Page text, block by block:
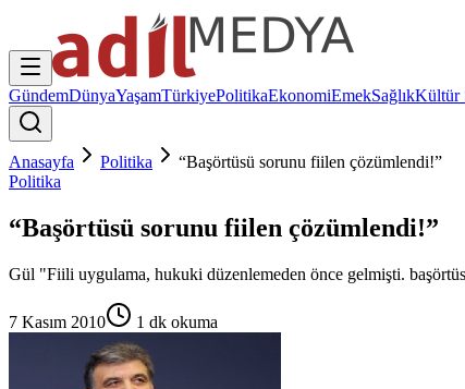
GündemDünyaYaşamTürkiyePolitikaEkonomiEmekSağlıkKültür
Anasayfa Politika
“Başörtüsü sorunu fiilen çözümlendi!”
Politika
“Başörtüsü sorunu fiilen çözümlendi!”
Gül "Fiili uygulama, hukuki düzenlemeden önce gelmişti.
7 Kasım 2010 1 dk okuma